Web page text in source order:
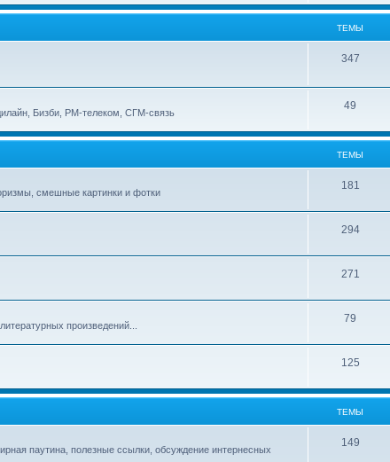
ТЕМЫ
347
Бизби, РМ-телеком, СГМ-связь
49
ТЕМЫ
смешные картинки и фотки
181
294
271
произведений...
79
125
ТЕМЫ
паутина, полезные ссылки, обсуждение интернесных
149